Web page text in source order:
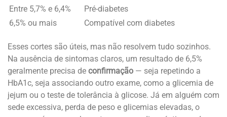
Entre 5,7% e 6,4%
Pré-diabetes
6,5% ou mais
Compatível com diabetes
Esses cortes são úteis, mas não resolvem tudo sozinhos.
Na ausência de sintomas claros, um resultado de 6,5%
geralmente precisa de confirmação — seja repetindo a
HbA1c, seja associando outro exame, como a glicemia de
jejum ou o teste de tolerância à glicose. Já em alguém com
sede excessiva, perda de peso e glicemias elevadas, o